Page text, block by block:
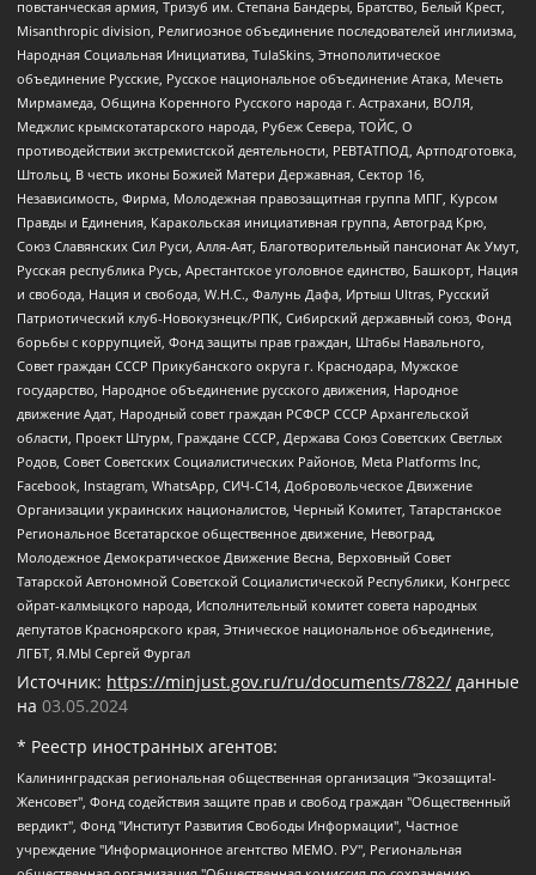
повстанческая армия, Тризуб им. Степана Бандеры, Братство, Белый Крест,
Misanthropic division, Религиозное объединение последователей инглиизма,
Народная Социальная Инициатива, TulaSkins, Этнополитическое
объединение Русские, Русское национальное объединение Атака, Мечеть
Мирмамеда, Община Коренного Русского народа г. Астрахани, ВОЛЯ,
Меджлис крымскотатарского народа, Рубеж Севера, ТОЙС, О
противодействии экстремистской деятельности, РЕВТАТПОД, Артподготовка,
Штольц, В честь иконы Божией Матери Державная, Сектор 16,
Независимость, Фирма, Молодежная правозащитная группа МПГ, Курсом
Правды и Единения, Каракольская инициативная группа, Автоград Крю,
Союз Славянских Сил Руси, Алля-Аят, Благотворительный пансионат Ак Умут,
Русская республика Русь, Арестантское уголовное единство, Башкорт, Нация
и свобода, Нация и свобода, W.H.С., Фалунь Дафа, Иртыш Ultras, Русский
Патриотический клуб-Новокузнецк/РПК, Сибирский державный союз, Фонд
борьбы с коррупцией, Фонд защиты прав граждан, Штабы Навального,
Совет граждан СССР Прикубанского округа г. Краснодара, Мужское
государство, Народное объединение русского движения, Народное
движение Адат, Народный совет граждан РСФСР СССР Архангельской
области, Проект Штурм, Граждане СССР, Держава Союз Советских Светлых
Родов, Совет Советских Социалистических Районов, Meta Platforms Inc,
Facebook, Instagram, WhatsApp, СИЧ-С14, Добровольческое Движение
Организации украинских националистов, Черный Комитет, Татарстанское
Региональное Всетатарское общественное движение, Невоград,
Молодежное Демократическое Движение Весна, Верховный Совет
Татарской Автономной Советской Социалистической Республики, Конгресс
ойрат-калмыцкого народа, Исполнительный комитет совета народных
депутатов Красноярского края, Этническое национальное объединение,
ЛГБТ, Я.МЫ Сергей Фургал
Источник: https://minjust.gov.ru/ru/documents/7822/ данные
на 03.05.2024
* Реестр иностранных агентов:
Калининградская региональная общественная организация "Экозащита!-Женсовет", Фонд содействия защите прав и свобод граждан "Общественный вердикт", Фонд "Институт Развития Свободы Информации", Частное учреждение "Информационное агентство МЕМО. РУ", Региональная общественная организация "Общественная комиссия по сохранению наследия академика Сахарова", Фонд поддержки свободы прессы, Санкт-Петербургская общественная правозащитная организация "Гражданский контроль", Межрегиональная общественная организация "Информационно-просветительский центр "Мемориал", Региональный Фонд "Центр Защиты Прав Средств Массовой Информации", с 05.12.2023 Фонд "Центр Защиты Прав Средств массовой информации", Региональная общественная благотворительная организация помощи беженцам и мигрантам "Гражданское содействие", Негосударственное образовательное учреждение дополнительного профессионального образования (повышение квалификации) специалистов "АКАДЕМИЯ ПО ПРАВАМ ЧЕЛОВЕКА", Свердловская региональная общественная организация "Сутяжник", Автономная некоммерческая организация "Центр независимых социологических исследований", Союз общественных объединений "Российский исследовательский центр по правам человека", Региональное общественное учреждение научно-информационный центр "МЕМОРИАЛ", Некоммерческая организация "Фонд защиты гласности", Автономная некоммерческая организация "Институт прав человека", Городская общественная организация "Екатеринбургское общество "МЕМОРИАЛ", Городская общественная организация "Рязанское историко-просветительское и правозащитное общество "Мемориал" (Рязанский Мемориал), Челябинский региональный орган общественной самодеятельности – женское общественное объединение "Женщины Евразии", Челябинский региональный орган общественной самодеятельности "Уральская правозащитная группа", Фонд содействия защите здоровья и социальной справедливости имени Андрея Рылькова, Автономная Некоммерческая Организация "Аналитический Центр Юрия Левады", Автономная некоммерческая организация социальной поддержки населения "Проект Апрель", Региональная общественная организация помощи женщинам и детям, находящимся в кризисной ситуации "Информационно-методический центр "Анна", Фонд содействия развитию массовых коммуникаций и правовому просвещению "Так-так-Так", Фонд содействия устойчивому развитию "Серебряная тайга", Свердловский региональный общественный фонд социальных проектов "Новое время", "Idel.Реалии", Кавказ.Реалии, Крым.Реалии, Телеканал Настоящее Время, Татаро-башкирская служба Радио Свобода (Azatliq Radiosi), Радио Свободная Европа/Радио Свобода (PCE/PC), "Сибирь.Реалии", "Фактограф", Благотворительный фонд помощи осужденным и их семьям, Автономная некоммерческая организация "Институт глобализации и социальных движений", Фонд "В защиту прав заключенных", Частное учреждение "Центр поддержки и содействия развитию средств массовой информации", Пензенский региональный общественный благотворительный фонд "Гражданский союз", "Север.Реалии", Некоммерческая организация Фонд "Правовая инициатива", Общество с ограниченной ответственностью "Радио Свободная Европа/Радио Свобода", Чешское информационное агентство "MEDIUM-ORIENT", Красноярская региональная общественная организация "Мы против СПИДа", Камалягин Денис Николаевич, Маркелов Сергей Евгеньевич, Пономарев Лев Александрович, Савицкая Людмила Алексеевна, Автономная некоммерческая организация "Центр по работе с проблемой насилия "НАСИЛИЮ.НЕТ", Межрегиональный профессиональный союз работников здравоохранения "Альянс врачей", Юридическое лицо, зарегистрированное в Латвийской Республике, SIA "Medusa Project" (регистрационный номер 40103797863, дата регистрации 10.06.2014), Некоммерческая организация "Фонд по борьбе с коррупцией", Автономная некоммерческая организация "Институт права и публичной политики", Баданин Роман Сергеевич, Гликин Максим Александрович, Железнова Мария Михайловна, Лукьянова Юлия Сергеевна, Маетная Елизавета Витальевна, Маняхин Петр Борисович, Чуракова Ольга Владимировна, Ярош Юлия Петровна, Юридическое лицо "The Insider SIA", зарегистрированное в Риге, Латвийская Республика (дата регистрации 26.06.2015), являющееся администратором доменного имени интернет-издания "The Insider SIA", https://theins.ru, Постернак Алексей Евгеньевич, Рубин Михаил Аркадьевич, Анин Роман Александрович, Юридическое лицо Istories fonds, зарегистрированное в Латвийской Республике (регистрационный номер 50008295751, дата регистрации 24.02.2020), Великовский Дмитрий Александрович, Долинина Ирина Николаевна, Мароховская Алеся Алексеевна, Шлейнов Роман Юрьевич, Шмагун Олеся Валентиновна, Общество с ограниченной ответственностью "Альтаир 2021", Общество с ограниченной ответственностью "Вега 2021", Общество с ограниченной ответственностью "Главный редактор 2021", Общество с ограниченной ответственностью "Ромашки монолит", Важенков Артем Валерьевич, Ивановская областная общественная организация "Центр гендерных исследований", Гурман Юрий Альбертович, Медиапроект "ОВД-Инфо", Егоров Владимир Владимирович, Жилинский Владимир Александрович, Общество с ограниченной ответственностью "ЗП", Иванова София Юрьевна, Карезина Инна Павловна, Кильтау Екатерина Викторовна, Петров Алексей Викторович, Пискунов Сергей Евгеньевич, Смирнов Сергей Сергеевич, Тихонов Михаил Сергеевич, Общество с ограниченной ответственностью "ЖУРНАЛИСТ-ИНОСТРАННЫЙ АГЕНТ", Арапова Галина Юрьевна, Вольтская Татьяна Анатольевна, Американская компания "Mason G.E.S. Anonymous Foundation" (США), являющаяся владельцем интернет-издания https://mnews.world/, Компания "Stichting Bellingcat", зарегистрированная в Нидерландах (дата регистрации 11.07.2018), Захаров Андрей Вячеславович, Клепиковская Екатерина Дмитриевна, Общество с ограниченной ответственностью "МЕМО", Перл Роман Александрович, Симонов Евгений Алексеевич, Соловьева Елена Анатольевна, Сотников Даниил Владимирович, Сурначева Елизавета Дмитриевна, Автономная некоммерческая организация по защите прав человека и информированию населения "Якутия – Наше Мнение", Общество с ограниченной ответственностью "Москоу диджитал медиа", с 26.01.2023 Общество с ограниченной ответственностью "Чайка Белые сады", Ветошкина Валерия Валерьевна, Заговора Максим Александрович, Межрегиональное общественное движение "Российская ЛГБТ - сеть", Оленичев Максим Владимирович, Павлов Иван Юрьевич, Скворцова Елена Сергеевна, Общество с ограниченной ответственностью "Как бы инагент", Кочетков Игорь Викторович, Общество с ограниченной ответственностью "Честные выборы", Еланчик Олег Александрович, Общество с ограниченной ответственностью "Нобелевский призыв", Гималова Регина Эмилевна, Григорьев Андрей Валерьевич, Григорьева Алина Александровна, Ассоциация по содействию защите прав призывников, альтернативнослужащих и военнослужащих "Правозащитная группа "Гражданин.Армия.Право", Хисамова Регина Фаритовна, Автономная некоммерческая организация по реализации социально-правовых программ "Лилит", Дальневосточное общественное движение "Маяк", Санкт-Петербургская ЛГБТ-инициативная группа "Выход", Инициативная группа ЛГБТ+ "Реверс", Алексеев Андрей Викторович, Бекбулатова Таисия Львовна, Беляев Иван Михайлович, Владыкина Елена Сергеевна, Гельман Марат Александрович, Никульшина Вероника Юрьевна, Толоконникова Надежда Андреевна, Шендерович Виктор Анатольевич, Общество с ограниченной ответственностью "Данное сообщение", Общество с ограниченной ответственностью Издательский дом "Новая глава", Айнбиндер Александра Александровна, Московский комьюнити-центр для ЛГБТ+инициатив, Благотворительный фонд развития филантропии, Deutsche Welle (Германия, Kurt-Schumacher-Strasse 3, 53113 Bonn), Борзунова Мария Михайловна, Воробьев Виктор Викторович, Голубева Анна Львовна, Константинова Алла Михайловна, Малкова Ирина Владимировна, Мурадов Мурад Абдулгалимович, Осетинская Елизавета Николаевна, Понасенков Евгений Николаевич, Ганапольский Матвей Юрьевич, Киселев Евгений Алексеевич, Борухович Ирина Григорьевна, Дремин Иван Тимофеевич, Дубровский Дмитрий Викторович, Красноярская региональная общественная организация поддержки и развития альтернативных образовательных технологий и межкультурных коммуникаций "ИНТЕРРА", Маяковская Екатерина Алексеевна, Фейгин Марк Захарович, Филимонов Андрей Викторович, Дзугкоева Регина Николаевна, Доброхотов Роман Александрович, Дудь Юрий Александрович, Елкин Сергей Владимирович, Кругликов Кирилл Игоревич, Сабунаева Мария Леонидовна, Семенов Алексей Владимирович, Шаинян Карен Багратович, Шульман Екатерина Михайловна, Асафьев Артур Валерьевич, Вахштайн Виктор Семенович, Венедиктов Алексей Алексеевич, Лушникова Екатерина Евгеньевна, Волков Леонид Михайлович, Невзоров Александр Глебович, Пархоменко Сергей Борисович, Сироткин Ярослав Николаевич, Кара-Мурза Владимир Владимирович, Баранова Наталья Владимировна, Гозман Леонид Яковлевич, Кагарлицкий Борис Юльевич, Климарев Михаил Валерьевич, Милов Владимир Станиславович, Автономная некоммерческая организация Краснодарский центр современного искусства "Типография", Моргенштерн Алишер Тагирович, Соболь Любовь Эдуардовна, Общество с ограниченной ответственностью "ЛИЗА НОРМ", Каспаров Гарри Кимович, Ходорковский Михаил Борисович, Общество с ограниченной ответственностью "Апрельские тезисы", Данилович Ирина Брониславовна, Кашин Олег Владимирович, Петров Николай Владимирович, Пивоваров Алексей Владимирович, Соколов Михаил Владимирович, Цветкова Юлия Владимировна, Чичваркин Евгений Александрович, Комитет против пыток/Команда против пыток, Общество с ограниченной ответственностью "Первый научный", Общество с ограниченной ответственностью "Вертолет и ко", Белоцерковская Вероника Борисовна, Кац Максим Евгеньевич, Лазарева Татьяна Юрьевна, Шаведдинов Руслан Табризович, Яшин Илья Валерьевич, Общество с ограниченной ответственностью "Иноагент ААВ", Алешковский Дмитрий Петрович, Альбац Евгения Марковна, Быков Дмитрий Львович, Галямина Юлия Евгеньевна, Лойко Сергей Леонидович, Мартынов Кирилл Константинович, Медведев Сергей Александрович, Крашенинников Федор Геннадиевич, Гордеева Катерина Вл